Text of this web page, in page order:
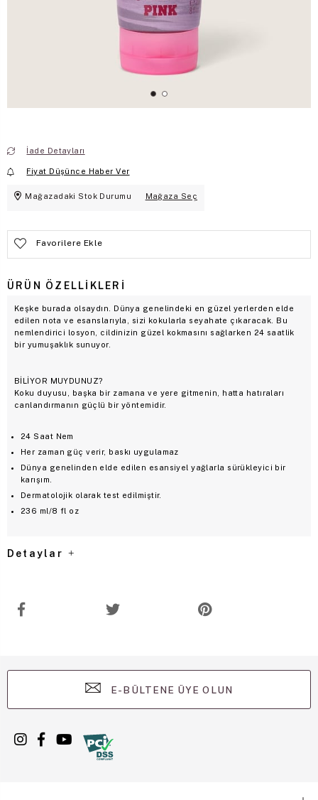
İade Detayları
Fiyat Düşünce Haber Ver
Mağazadaki Stok Durumu Mağaza Seç
Favorilere Ekle
ÜRÜN ÖZELLIKLERI
Keşke burada olsaydın. Dünya genelindeki en güzel yerlerden elde
edilen nota ve esanslarıyla, sizi kokularla seyahate çıkaracak. Bu
nemlendirici losyon, cildinizin güzel kokmasını sağlarken 24 saatlik
bir yumuşaklık sunuyor.
BİLİYOR MUYDUNUZ?
Koku duyusu, başka bir zamana ve yere gitmenin, hatta hatıraları
canlandırmanın güçlü bir yöntemidir.
24 Saat Nem
Her zaman güç verir, baskı uygulamaz
Dünya genelinden elde edilen esansiyel yağlarla sürükleyici bir
karışım.
Dermatolojik olarak test edilmiştir.
236 ml/8 fl oz
Detaylar
E-BÜLTENE ÜYE OLUN